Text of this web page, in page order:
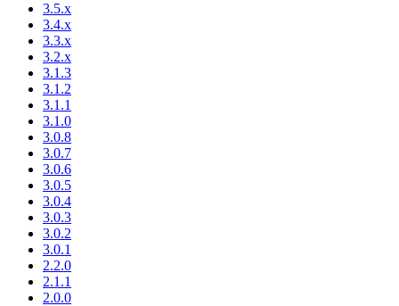
3.5.x
3.4.x
3.3.x
3.2.x
3.1.3
3.1.2
3.1.1
3.1.0
3.0.8
3.0.7
3.0.6
3.0.5
3.0.4
3.0.3
3.0.2
3.0.1
2.2.0
2.1.1
2.0.0